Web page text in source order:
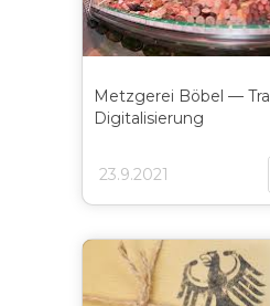
Metzgerei Böbel —
Digitalisierung
23.9.2021